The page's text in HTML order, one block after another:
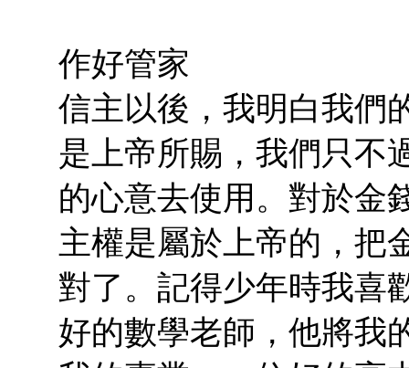
作好管家
信主以後，我明白我們
是上帝所賜，我們只不
的心意去使用。對於金
主權是屬於上帝的，把
對了。記得少年時我喜
好的數學老師，他將我